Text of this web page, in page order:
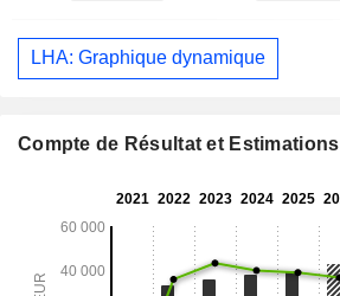
LHA: Graphique dynamique
Compte de Résultat et Estimations